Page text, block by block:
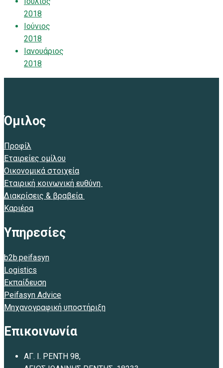
2018
Ιούνιος
2018
Ιανουάριος
2018
Όμιλος
Προφίλ
Εταιρείες ομίλου
Οικονομικά στοιχεία
Εταιρική κοινωνική ευθύνη
Διακρίσεις & βραβεία
Καριέρα
Υπηρεσίες
b2b.peifasyn
Logistics
Εκπαίδευση
Peifasyn Advice
Μηχανογραφική υποστήριξη
Επικοινωνία
ΑΓ. Ι. ΡΕΝΤΗ 98,